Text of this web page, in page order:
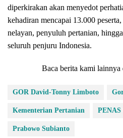
diperkirakan akan menyedot
kehadiran mencapai 13.000
nelayan, penyuluh pertanian,
seluruh penjuru Indonesia.
Baca berita kami lainnya
GOR David-Tonny Limboto
Kementerian Pertanian
Prabowo Subianto